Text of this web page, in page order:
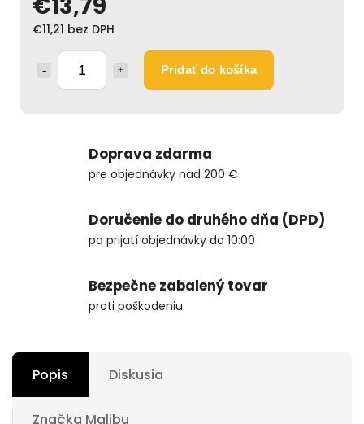
€11,21 bez DPH
Pridať do košíka
Doprava zdarma
pre objednávky nad 200 €
Doručenie do druhého dňa (DPD)
po prijatí objednávky do 10:00
Bezpečne zabalený tovar
proti poškodeniu
Popis Diskusia
Značka Malibu